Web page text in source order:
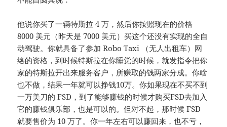
他说你买了一辆特斯拉 4 万，然后你按照现在的价格
8000 美元（昨天是 7000 美元）买这个还没有实现的全自
动驾驶。你就具备了参加 Robo Taxi （无人出租车）网
络的资格，到时候特斯拉在你睡觉的时候，就发指令把你
家的特斯拉开出来服务客户，所赚取的钱两家分成。你啥
也不做，结果一年就可以挣钱10万。你如果现在不买不到
一万美刀的 FSD，到了能够赚钱的时候才购买FSD去加入
它的赚钱俱乐部，也是可以的。但对不起，那时候 FSD
就要售价为 10 万了。你一年左右可以赚回来，也不亏，